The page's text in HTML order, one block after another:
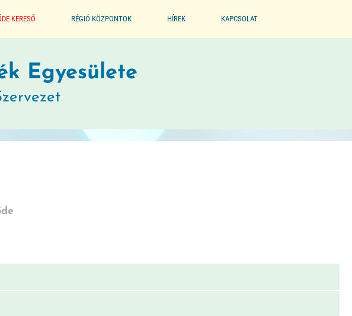
KERESŐ RÉGIÓ KÖZPONTOK HÍREK KAPCSOLAT
Egyesülete